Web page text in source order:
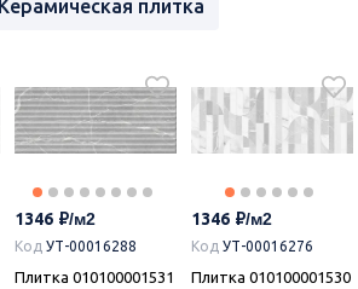
Керамическая плитка
1346
Код УТ-00016288
Плитка 010100001531
1346
Код УТ-00016276
Плитка 010100001530